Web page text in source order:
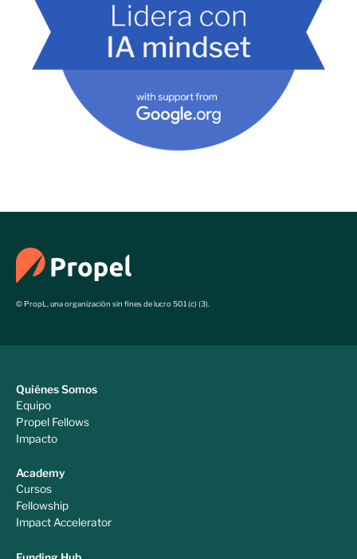
© PropL, una organización sin fines de lucro 501 (c) (3).
Quiénes Somos
Equipo
Propel Fellows
Impacto
Academy
Cursos
Fellowship
Impact Accelerator